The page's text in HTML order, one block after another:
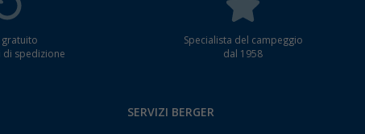
gratuito
di spedizione
Specialista del campeggio
dal 1958
SERVIZI BERGER